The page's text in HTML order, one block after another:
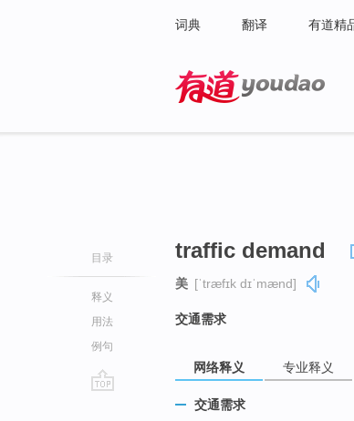
词典 翻译 有道精
目录
释义
用法
例句
traffic demand
美 [ˈtræfɪk dɪˈmænd]
交通需求
网络释义 专业释义
交通需求